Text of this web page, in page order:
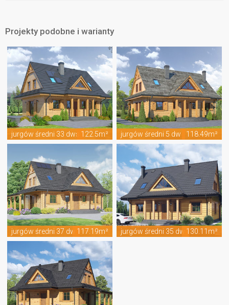
Projekty podobne i warianty
jurgów średni 33 dws 122.5m² jurgów średni 5 dw 118.49m²
jurgów średni 37 dw 117.19m² jurgów średni 35 dw 130.11m²